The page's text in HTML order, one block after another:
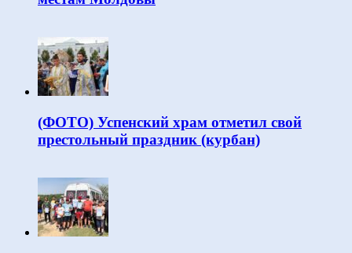
(ФОТО) Успенский храм отметил свой
престольный праздник (курбан)